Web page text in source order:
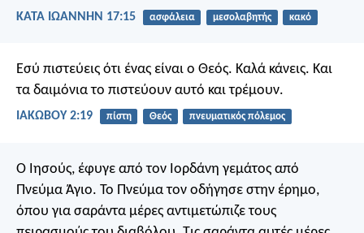
ΚΑΤΑ ΙΩΑΝΝΗΝ 17:15 ασφάλεια μεσολαβητής κακό
Εσύ πιστεύεις ότι ένας είναι ο Θεός. Καλά κάνεις. Και
τα δαιμόνια το πιστεύουν αυτό και τρέμουν.
ΙΑΚΩΒΟΥ 2:19 πίστη Θεός πνευματικός πόλεμος
Ο Ιησούς, έφυγε από τον Ιορδάνη γεμάτος από
Πνεύμα Άγιο. Το Πνεύμα τον οδήγησε στην έρημο,
όπου για σαράντα μέρες αντιμετώπιζε τους